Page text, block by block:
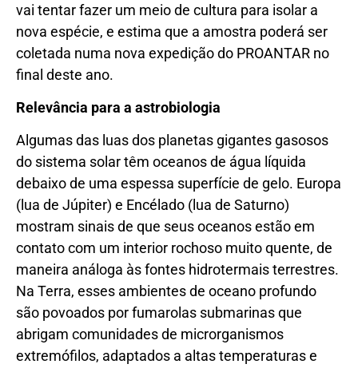
vai tentar fazer um meio de cultura para isolar a
nova espécie, e estima que a amostra poderá ser
coletada numa nova expedição do PROANTAR no
final deste ano.
Relevância para a astrobiologia
Algumas das luas dos planetas gigantes gasosos
do sistema solar têm oceanos de água líquida
debaixo de uma espessa superfície de gelo. Europa
(lua de Júpiter) e Encélado (lua de Saturno)
mostram sinais de que seus oceanos estão em
contato com um interior rochoso muito quente, de
maneira análoga às fontes hidrotermais terrestres.
Na Terra, esses ambientes de oceano profundo
são povoados por fumarolas submarinas que
abrigam comunidades de microrganismos
extremófilos, adaptados a altas temperaturas e